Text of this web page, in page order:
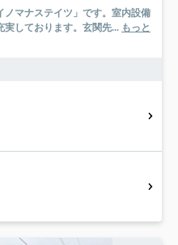
マナステイツ」です。室内設備
実しております。玄関先... もっと